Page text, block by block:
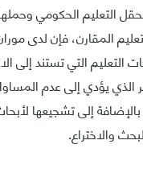
لحقل التعليم الحكومي
المقارن، فإن لدى
التعليم التي تستند إلى
الذي يؤدي إلى عدم
إلى تشجيعها
والاختراع.